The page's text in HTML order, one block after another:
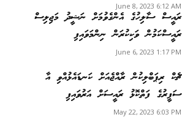
June 8, 2023 6:12 AM
ރައީސް ސާލިހުގެ އެންގެވުމަށް ނަޝީދު މަޖިލިސް
ރައީސްކަމުން ވަކިކުރަން ނިންމަވައިފި
June 6, 2023 1:17 PM
ޗެކް ރިޕަބްލިކުން ރާއްޖެއަށް ކަނޑައެޅުއްވި އާ
ސަފީރުގެ ފަތްކޮޅު ރައީސަށް އަރުވައިފި
May 22, 2023 6:03 PM